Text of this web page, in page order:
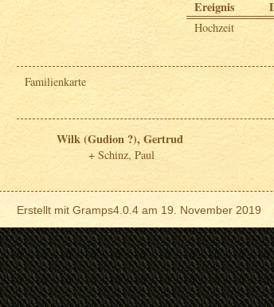
Ereignis
Hochzeit
Familienkarte
Wilk (Gudion ?), Gertrud
Schinz, Paul
Erstellt mit Gramps4.0.4 am 19. November 2019